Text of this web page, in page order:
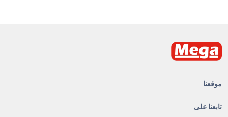
موقعنا
تابعنا على